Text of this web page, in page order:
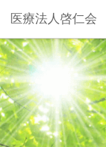
医療法人啓仁会